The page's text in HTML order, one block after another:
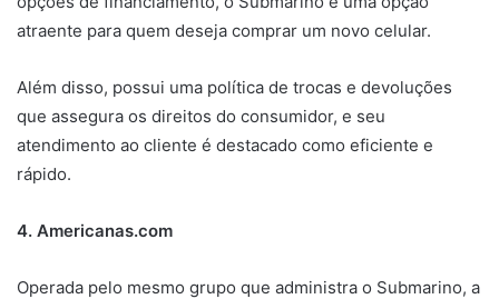
atraente para quem deseja comprar um novo celular.
Além disso, possui uma política de trocas e devoluções
que assegura os direitos do consumidor, e seu
atendimento ao cliente é destacado como eficiente e
rápido.
4. Americanas.com
Operada pelo mesmo grupo que administra o Submarino, a